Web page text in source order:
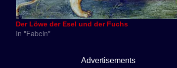
Der Löwe der Esel und der Fuchs
In "Fabeln"
Advertisements